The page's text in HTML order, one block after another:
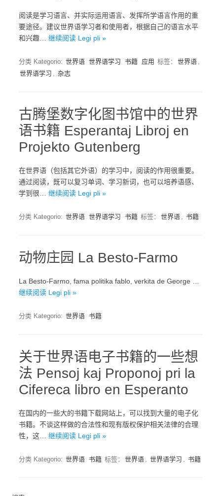
阅读是学习语言、并实际运用语言、发挥所学语言作用的重
要途径。建议世界语学习者和使用者，根据自己的语言水平
和兴趣… 继续阅读 Legi pli »
分类 Kategorio: 世界语 世界语学习 书籍 应用 标签： 世界语 ,
世界语学习 , 杂志
古腾堡数字化图书馆中的世界
语书籍 Esperantaj Libroj en
Projekto Gutenberg
在世界语（包括其它外语）的学习中，阅读的作用很重要。
通过阅读，既可以复习单词、学习新词，也可以培养语感、
学到很… 继续阅读 Legi pli »
分类 Kategorio: 世界语 世界语学习 书籍 标签： 世界语 , 书籍
动物庄园 La Besto-Farmo
La Besto-Farmo, fama politika fablo, verkita de George …
继续阅读 Legi pli »
分类 Kategorio: 世界语 书籍
关于世界语电子书籍的一些想
法 Pensoj kaj Proponoj pri la
Cifereca libro en Esperanto
在国内的一些大的书籍下载网站上，可以找到大量的电子化
书籍。不谈这样做的合法性和现有版权保护相关法律的合理
性，这… 继续阅读 Legi pli »
分类 Kategorio: 世界语 书籍 标签： 世界语 , 世界语学习 , 书籍